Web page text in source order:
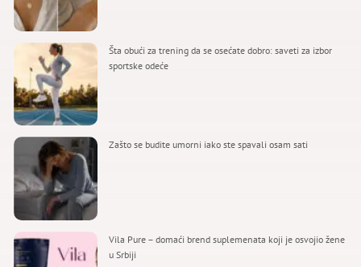
Šta obući za trening da se osećate dobro: saveti za izbor
sportske odeće
Zašto se budite umorni iako ste spavali osam sati
Vila Pure – domaći brend suplemenata koji je osvojio žene
u Srbiji